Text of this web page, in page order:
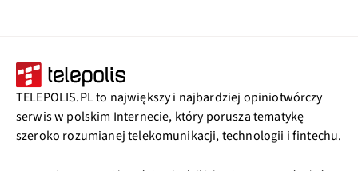
TELEPOLIS.PL to największy i najbardziej opiniotwórczy
serwis w polskim Internecie, który porusza tematykę
szeroko rozumianej telekomunikacji, technologii i fintechu.